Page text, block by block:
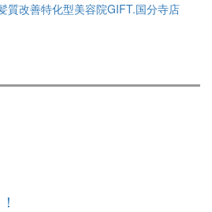
質改善特化型美容院GIFT.国分寺店